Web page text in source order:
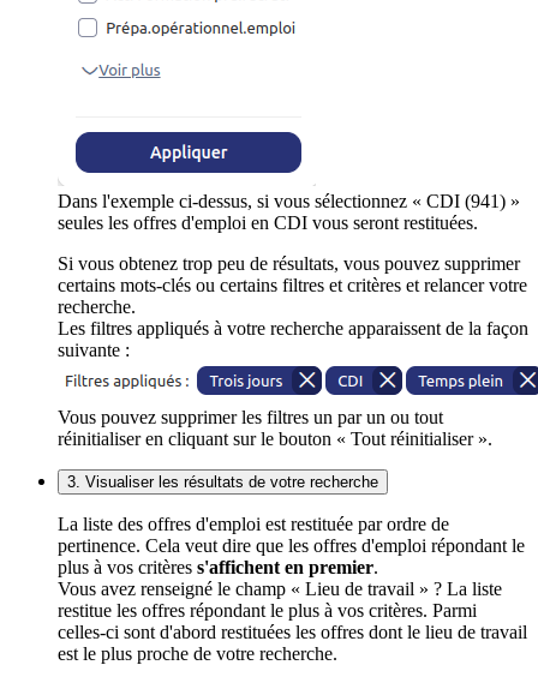
Dans l'exemple ci-dessus, si vous sélectionnez « CDI (941) »
seules les offres d'emploi en CDI vous seront restituées.
Si vous obtenez trop peu de résultats, vous pouvez supprimer
certains mots-clés ou certains filtres et critères et relancer votre
recherche.
Les filtres appliqués à votre recherche apparaissent de la façon
suivante :
Vous pouvez supprimer les filtres un par un ou tout
réinitialiser en cliquant sur le bouton « Tout réinitialiser ».
3. Visualiser les résultats de votre recherche
La liste des offres d'emploi est restituée par ordre de
pertinence. Cela veut dire que les offres d'emploi répondant le
plus à vos critères s'affichent en premier.
Vous avez renseigné le champ « Lieu de travail » ? La liste
restitue les offres répondant le plus à vos critères. Parmi
celles-ci sont d'abord restituées les offres dont le lieu de travail
est le plus proche de votre recherche.